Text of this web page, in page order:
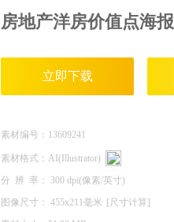
房地产洋房价值点海报
立即下载
素材编号： 13609241
素材格式： AI(Illustrator)
分 辨 率： 300 dpi(像素/英寸)
图像尺寸： 455x211毫米 [尺寸计算]